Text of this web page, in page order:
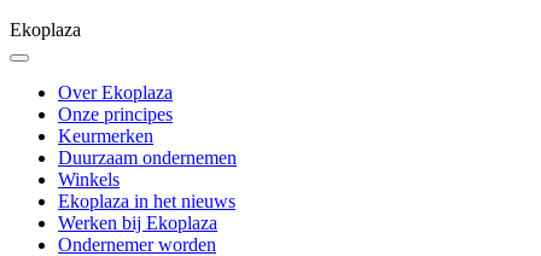
Ekoplaza
Over Ekoplaza
Onze principes
Keurmerken
Duurzaam ondernemen
Winkels
Ekoplaza in het nieuws
Werken bij Ekoplaza
Ondernemer worden